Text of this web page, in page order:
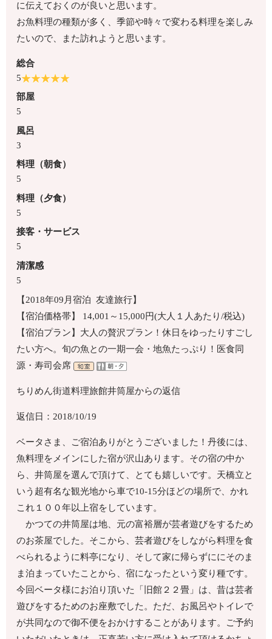
に伝えておくのが良いと思います。
お魚料理の種類が多く、季節や時々で変わる料理を楽しみ
たいので、また訪れようと思います。
総合
5
部屋
5
風呂
3
料理（朝食）
5
料理（夕食）
5
接客・サービス
5
清潔感
5
【2018年09月宿泊 友達旅行】
【宿泊価格帯】 14,001～15,000円(大人１人あたり/税込)
【宿泊プラン】大人の贅沢プラン！休日をゆったりすごし
たい方へ。旬の魚との一期一会・地魚たっぷり！医食同
源・寿司会席
ちりめん街道料理旅館井筒屋からの返信
返信日：2018/10/19
ベータさま、ご宿泊ありがとうございました！丹後には、
魚料理をメインにした宿が沢山あります。その宿の中か
ら、井筒屋を選んで頂けて、とても嬉しいです。天橋立と
いう超有名な観光地から車で10-15分ほどの場所で、かれ
これ１００年以上宿をしています。
かつての井筒屋は地、元の富裕層が芸者遊びをするため
のお茶屋でした。そこから、芸者遊びをしながら料理を食
べられるように料亭になり、そして家に帰らずににそのま
ま泊まっていたことから、宿になったという変り種です。
今回ベータ様にお泊り頂いた「旧館２２畳」は、昔は芸者
遊びをするためのお座敷でした。ただ、お風呂やトイレで
が共同なので御不便をおかけすることがあります。ご予約